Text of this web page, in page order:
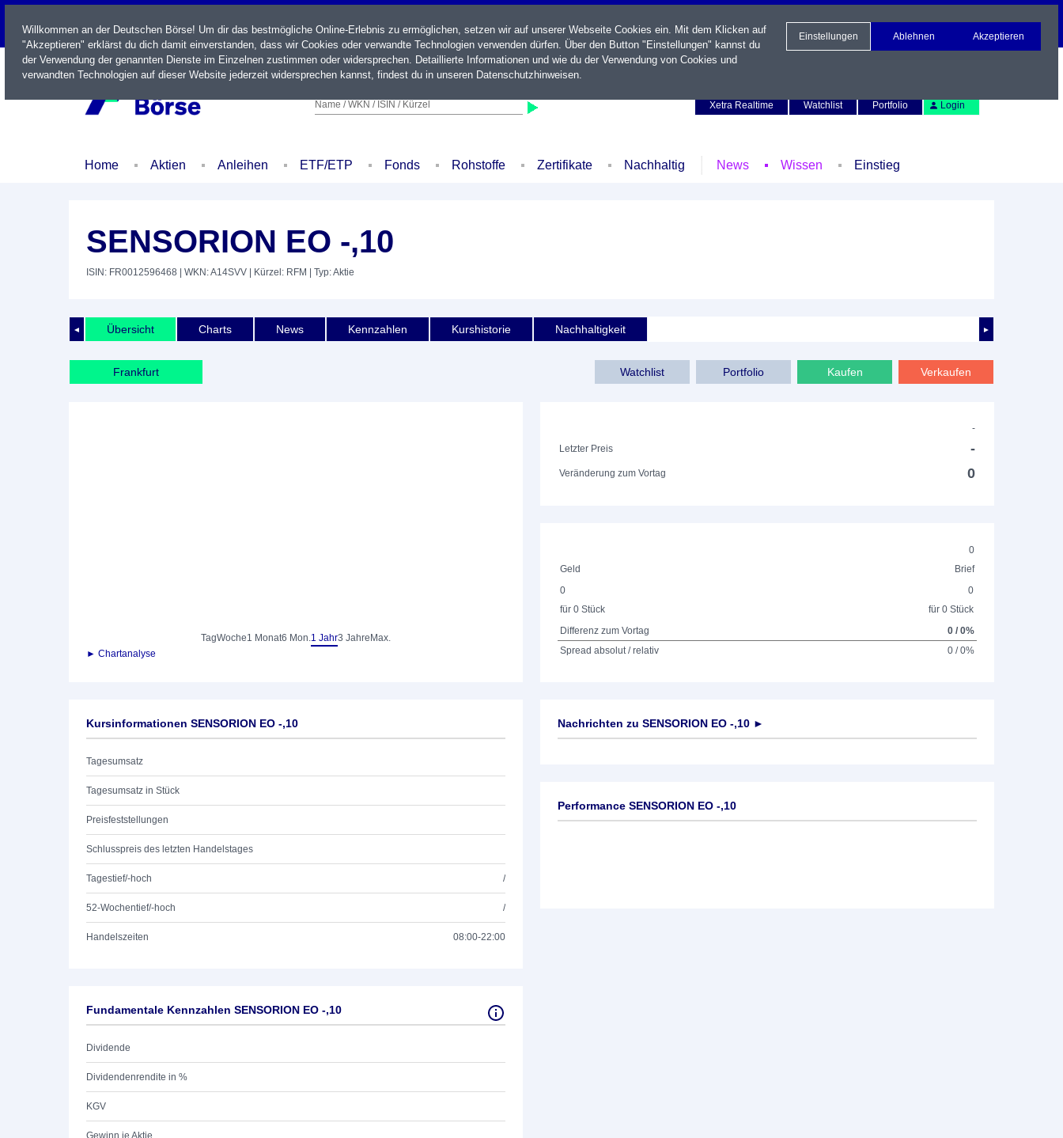
LIVE
Name / WKN / ISIN / Kürzel
Xetra Realtime
Watchlist Portfolio Login
Home Aktien Anleihen ETF/ETP Fonds Rohstoffe Zertifikate Nachhaltig News Wissen Einstieg
SENSORION EO -,10
ISIN: FR0012596468 | WKN: A14SVV | Kürzel: RFM | Typ: Aktie
◄ ►
Übersicht Charts News Kennzahlen Kurshistorie Nachhaltigkeit
Frankfurt Watchlist Portfolio Kaufen Verkaufen
TagWoche1 Monat6 Mon.1 Jahr3 Jahre Max.
► Chartanalyse
-
Letzter Preis
-
Veränderung zum Vortag 0
0
Geld
Brief
0
für 0 Stück
0
für 0 Stück
Differenz zum Vortag
0 / 0%
Spread absolut / relativ
0 / 0%
Kursinformationen SENSORION EO -,10
Tagesumsatz
Tagesumsatz in Stück
Preisfeststellungen
Schlusspreis des letzten Handelstages
Tagestief/-hoch /
52-Wochentief/-hoch /
Handelszeiten 08:00-22:00
Fundamentale Kennzahlen SENSORION EO -,10
Dividende
Dividendenrendite in %
KGV
Gewinn je Aktie
Nachrichten zu SENSORION EO -,10 ►
Performance SENSORION EO -,10
Willkommen an der Deutschen Börse! Um dir das bestmögliche Online-Erlebnis zu ermöglichen, setzen wir auf unserer Webseite Cookies ein. Mit dem Klicken auf
"Akzeptieren" erklärst du dich damit einverstanden, dass wir Cookies oder verwandte Technologien verwenden dürfen. Über den Button "Einstellungen" kannst du
der Verwendung der genannten Dienste im Einzelnen zustimmen oder widersprechen. Detaillierte Informationen und wie du der Verwendung von Cookies und
verwandten Technologien auf dieser Website jederzeit widersprechen kannst, findest du in unseren Datenschutzhinweisen.
Einstellungen Ablehnen Akzeptieren